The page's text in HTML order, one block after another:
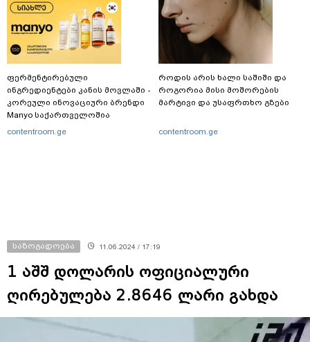
ფერმენტირებული
ინგრედიენტები კანის მოვლაში -
კორეული ინოვაციური ბრენდი
Manyo საქართველოშია
contentroom.ge
როდის არის ხალი საშიში და
როგორია მისი მოშორების
მარტივი და უსაფრთხო გზები
contentroom.ge
საზოგადოება 11.06.2024 / 17:19
1 აშშ დოლარის ოფიციალური
ღირებულება 2.8646 ლარი გახდა